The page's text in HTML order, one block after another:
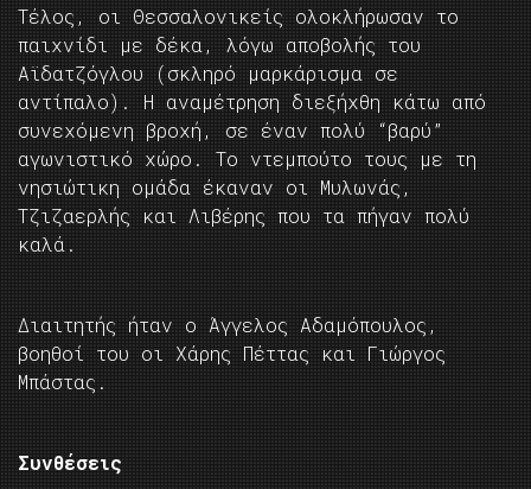
Τέλος, οι Θεσσαλονικείς ολοκλήρωσαν το
παιχνίδι με δέκα, λόγω αποβολής του
Αϊδατζόγλου (σκληρό μαρκάρισμα σε
αντίπαλο). Η αναμέτρηση διεξήχθη κάτω από
συνεχόμενη βροχή, σε έναν πολύ “βαρύ”
αγωνιστικό χώρο. Το ντεμπούτο τους με τη
νησιώτικη ομάδα έκαναν οι Μυλωνάς,
Τζιζαερλής και Λιβέρης που τα πήγαν πολύ
καλά.
Διαιτητής ήταν ο Άγγελος Αδαμόπουλος,
βοηθοί του οι Χάρης Πέττας και Γιώργος
Μπάστας.
Συνθέσεις